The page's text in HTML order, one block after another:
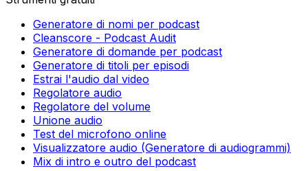
Generatore di nomi per podcast
Cleanscore - Podcast Audit
Generatore di domande per podcast
Generatore di titoli per episodi
Estrai l'audio dal video
Regolatore audio
Regolatore del volume
Unione audio
Test del microfono online
Visualizzatore audio (Generatore di audiogrammi)